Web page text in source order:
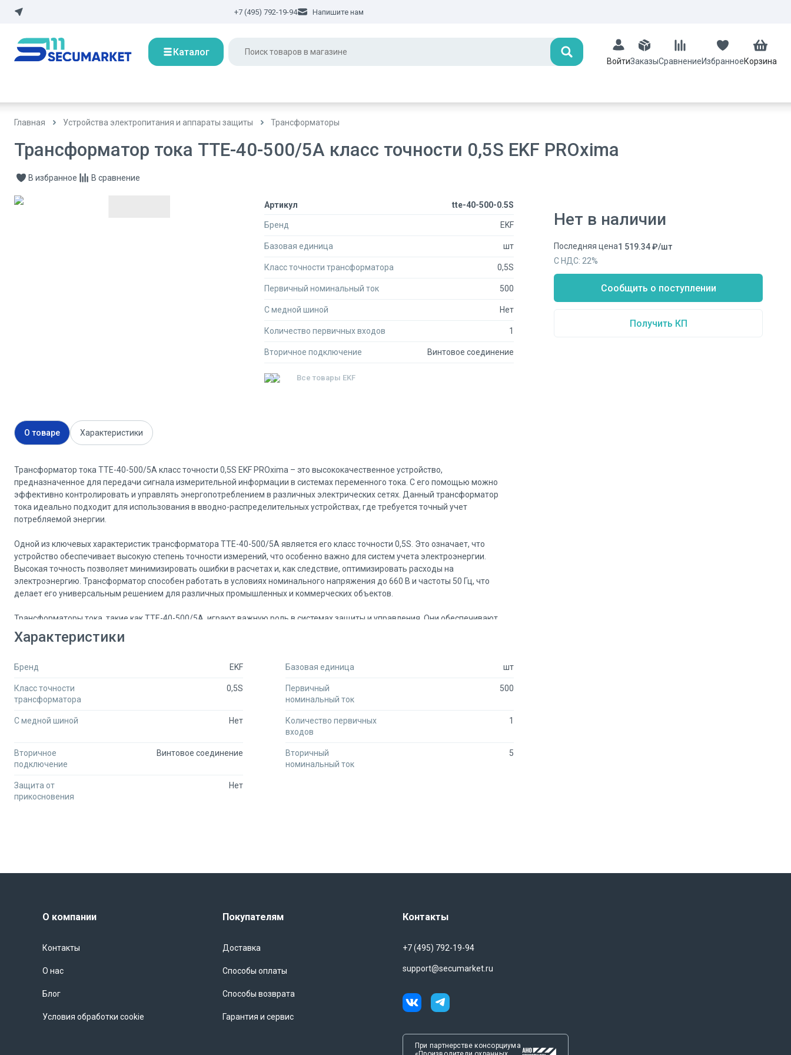
+7 (495) 792-19-94 Напишите нам
Каталог Поиск
ВойтиЗаказыСравнениеИзбранноеКорзина
Главная Устройства электропитания и аппараты защиты Трансформаторы
Трансформатор тока ТТЕ-40-500/5А класс точности 0,5S EKF PROxima
В избранное В сравнение
Артикул tte-40-500-0.5S
Бренд EKF
Базовая единица шт
Класс точности трансформатора 0,5S
Первичный номинальный ток 500
С медной шиной Нет
Количество первичных входов 1
Вторичное подключение Винтовое соединение
Все товары EKF
О товаре Характеристики
Трансформатор тока ТТЕ-40-500/5А класс точности 0,5S EKF PROxima – это высококачественное устройство,
предназначенное для передачи сигнала измерительной информации в системах переменного тока. С его помощью можно
эффективно контролировать и управлять энергопотреблением в различных электрических сетях. Данный трансформатор
тока идеально подходит для использования в вводно-распределительных устройствах, где требуется точный учет
потребляемой энергии.
Одной из ключевых характеристик трансформатора ТТЕ-40-500/5А является его класс точности 0,5S. Это означает, что
устройство обеспечивает высокую степень точности измерений, что особенно важно для систем учета электроэнергии.
Высокая точность позволяет минимизировать ошибки в расчетах и, как следствие, оптимизировать расходы на
электроэнергию. Трансформатор способен работать в условиях номинального напряжения до 660 В и частоты 50 Гц, что
делает его универсальным решением для различных промышленных и коммерческих объектов.
Трансформаторы тока, такие как ТТЕ-40-500/5А, играют важную роль в системах защиты и управления. Они обеспечивают
безопасную передачу данных о токе на измерительные приборы, что позволяет своевременно реагировать на изменения в
электрической сети. Это особенно актуально для предприятий, где стабильность и надежность электроснабжения имеют
сети, но и предотвращать возможные аварийные ситуации.
Кроме того, трансформатор тока ТТЕ-40-500/5А отличается простотой установки и эксплуатации. Он разработан с учетом
современных требований к надежности и долговечности, что делает его идеальным выбором для долгосрочного
использования. Устройство может быть интегрировано в существующие системы без необходимости значительных
Важно отметить, что трансформаторы тока EKF PROxima зарекомендовали себя на рынке как надежные и качественные
устройства. Производитель уделяет особое внимание контролю качества на всех этапах производства, что гарантирует
соответствует всем современным стандартам и требованиям.
Характеристики
Бренд EKF Базовая единица шт
Класс точности
трансформатора
0,5S
Первичный
номинальный ток
500
С медной шиной Нет
Количество первичных
входов
1
Вторичное
подключение
Винтовое соединение
Вторичный
номинальный ток
5
Защита от
прикосновения
Нет
Нет в наличии
Последняя цена1 519.34₽/шт
С НДС: 22%
Сообщить о поступлении
Получить КП
О компании
Контакты
О нас
Блог
Условия обработки cookie
Покупателям
Доставка
Способы оплаты
Способы возврата
Гарантия и сервис
Контакты
+7 (495) 792-19-94
support@secumarket.ru
При партнерстве консорциума